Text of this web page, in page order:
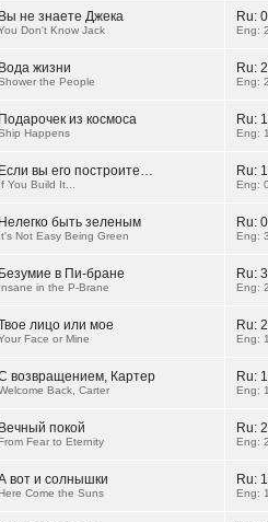
Вы не знаете Джека
Don't Know Jack
Ru:
Eng:
Вода жизни
the People
Ru:
Eng:
Подарочек из космоса
Happens
Ru:
Eng:
Если вы его построите…
If You Build It...
Ru:
Eng:
Нелегко быть зеленым
It's Not Easy Being Green
Ru:
Eng:
Безумие в Пи-бране
Insane in the P-Brane
Ru:
Eng:
лицо или мое
Face or Mine
Ru:
Eng:
возвращением, Картер
Back, Carter
Ru:
Eng:
Вечный покой
Fear to Eternity
Ru:
Eng:
вот и солнышки
Come the Suns
Ru:
Eng: